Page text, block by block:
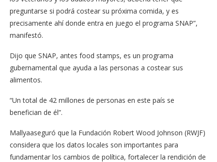
preguntarse si podrá costear su próxima comida, y es
precisamente ahí donde entra en juego el programa SNAP”,
manifestó.
Dijo que SNAP, antes food stamps, es un programa
gubernamental que ayuda a las personas a costear sus
alimentos.
“Un total de 42 millones de personas en este país se
benefician de él”.
Mallyaaseguró que la Fundación Robert Wood Johnson (RWJF)
considera que los datos locales son ​i​mportantes para
fundamentar los cambios de política, fortalecer la rendición de